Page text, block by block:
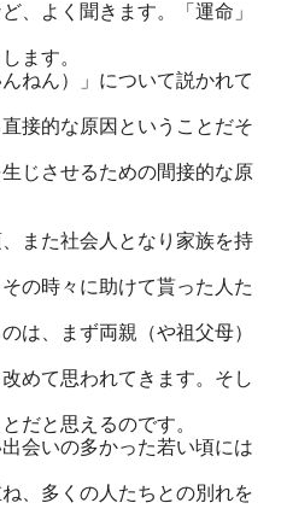
、よく聞きます。「運命」
ます。
ねん）」について説かれて
接的な原因ということだそ
じさせるための間接的な原
また社会人となり家族を持
の時々に助けて貰った人た
は、まず両親（や祖父母）
めて思われてきます。そし
だと思えるのです。
会いの多かった若い頃には
、多くの人たちとの別れを